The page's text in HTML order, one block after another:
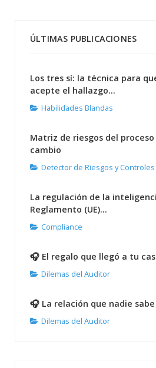
ÚLTIMAS PUBLICACIONES
Los tres sí: la técnica para
acepte el hallazgo...
Habilidades Blandas
Matriz de riesgos del
cambio
Detector de Riesgos y Controles
La regulación de la
Reglamento (UE)...
Compliance
🎧 El regalo que llegó a tu
Dilemas del Auditor
🎧 La relación que nadie sabe
Dilemas del Auditor